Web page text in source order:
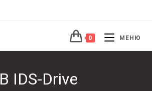
0 МЕНЮ
IDS-Drive